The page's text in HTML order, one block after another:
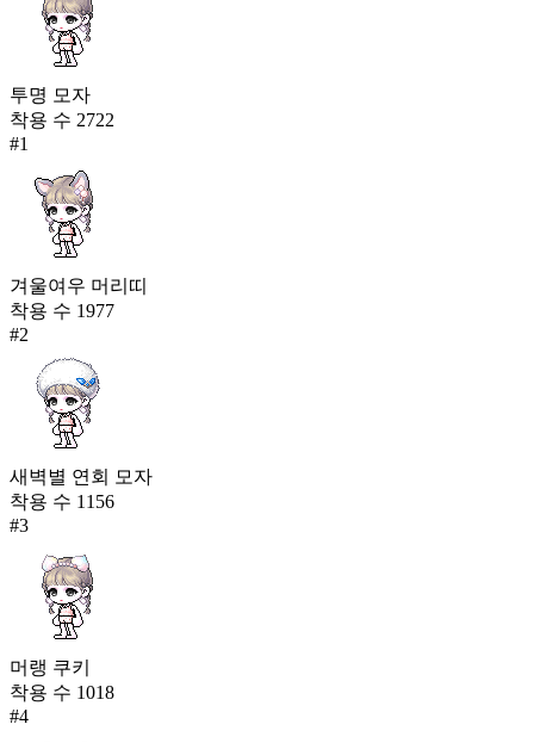
투명 모자
착용 수 2722
#1
겨울여우 머리띠
착용 수 1977
#2
새벽별 연회 모자
착용 수 1156
#3
머랭 쿠키
착용 수 1018
#4